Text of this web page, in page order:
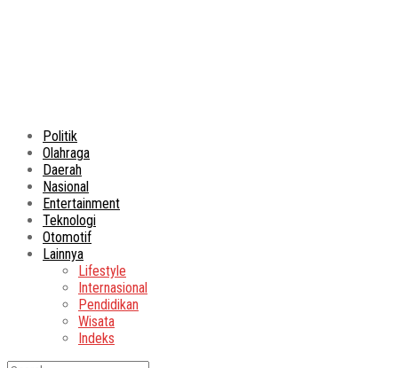
Politik
Olahraga
Daerah
Nasional
Entertainment
Teknologi
Otomotif
Lainnya
Lifestyle
Internasional
Pendidikan
Wisata
Indeks